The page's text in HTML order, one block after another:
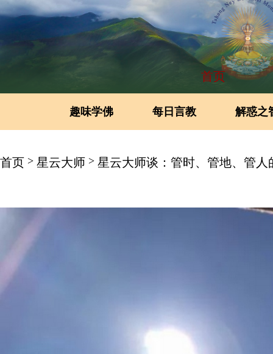
首页
趣味学佛 每日言教 解惑之
首页 > 星云大师 > 星云大师谈：管时、管地、管人